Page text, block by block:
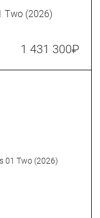
Two (2026)
1 431 300₽